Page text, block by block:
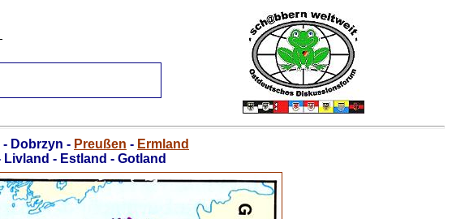
- Dobrzyn - Preußen - Ermland
- Estland - Gotland